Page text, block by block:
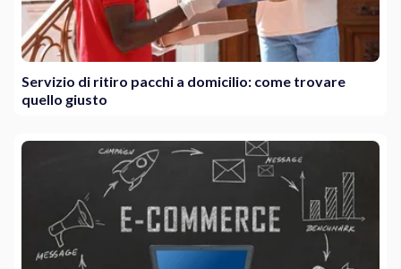
Servizio di ritiro pacchi a domicilio: come trovare
quello giusto